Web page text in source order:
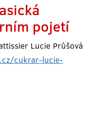
pojetí
Lucie Průšová
cukrar-lucie-